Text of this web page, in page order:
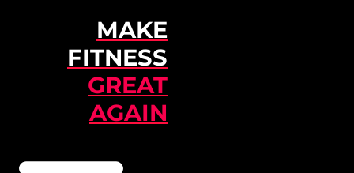
MAKE
FITNESS
GREAT
AGAIN